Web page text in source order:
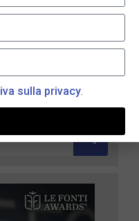
e Crea.Re Digital
mutui ipotecari
sulla privacy.